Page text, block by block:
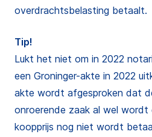
overdrachtsbelasting betaalt.
Tip!
Lukt het niet om in 2022
een Groninger-akte in 2022
akte wordt afgesproken dat
onroerende zaak al wel wordt
koopprijs nog niet wordt